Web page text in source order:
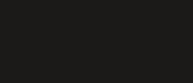
Rénover